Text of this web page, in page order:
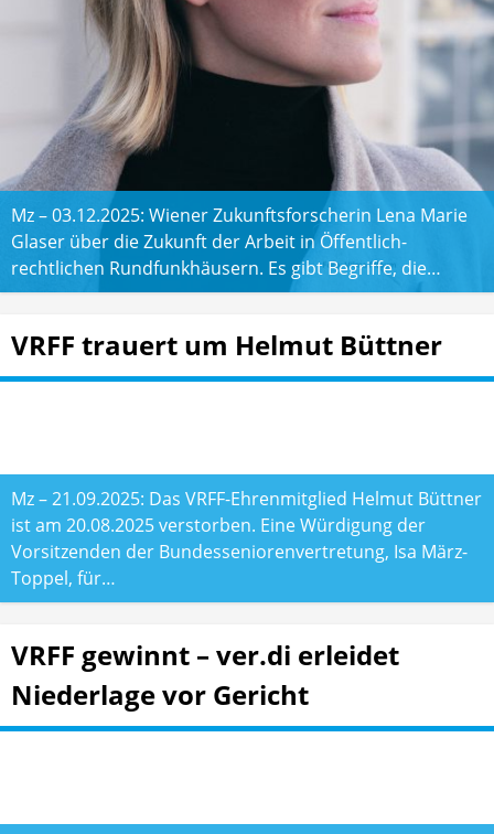
Mz – 03.12.2025: Wiener Zukunftsforscherin Lena Marie
Glaser über die Zukunft der Arbeit in Öffentlich-
rechtlichen Rundfunkhäusern. Es gibt Begriffe, die…
VRFF trauert um Helmut Büttner
Mz – 21.09.2025: Das VRFF-Ehrenmitglied Helmut Büttner
ist am 20.08.2025 verstorben. Eine Würdigung der
Vorsitzenden der Bundesseniorenvertretung, Isa März-
Toppel, für…
VRFF gewinnt – ver.di erleidet
Niederlage vor Gericht